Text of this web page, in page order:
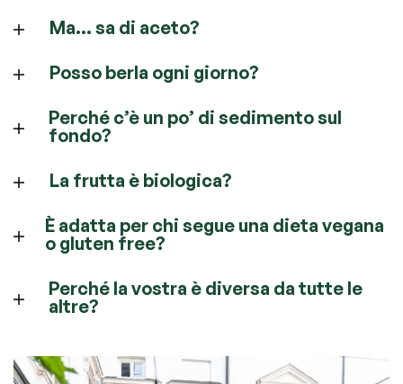
Ma… sa di aceto?
Posso berla ogni giorno?
Perché c’è un po’ di sedimento sul
fondo?
La frutta è biologica?
È adatta per chi segue una dieta vegana
o gluten free?
Perché la vostra è diversa da tutte le
altre?